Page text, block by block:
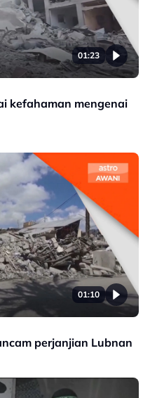
01:23
kefahaman mengenai
01:10
perjanjian Lubnan